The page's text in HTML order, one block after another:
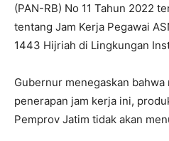
(PAN-RB) No 11 Tahun 2022
tentang Jam Kerja Pegawai
1443 Hijriah di Lingkungan
Gubernur menegaskan
penerapan jam kerja ini,
Pemprov Jatim tidak akan